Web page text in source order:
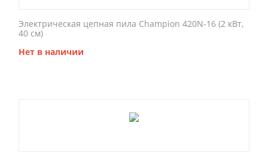
Электрическая цепная пила Champion 420N-16 (2 кВт,
40 см)
Нет в наличии